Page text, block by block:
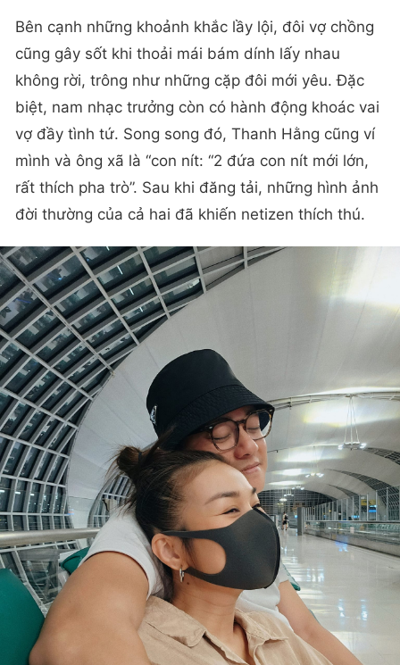
Bên cạnh những khoảnh khắc lầy lội, đôi vợ chồng
cũng gây sốt khi thoải mái bám dính lấy nhau
không rời, trông như những cặp đôi mới yêu. Đặc
biệt, nam nhạc trưởng còn có hành động khoác vai
vợ đầy tình tứ. Song song đó, Thanh Hằng cũng ví
mình và ông xã là “con nít: “2 đứa con nít mới lớn,
rất thích pha trò”. Sau khi đăng tải, những hình ảnh
đời thường của cả hai đã khiến netizen thích thú.